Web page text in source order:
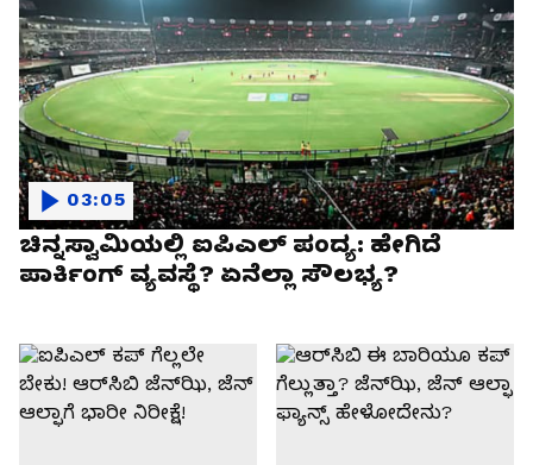
ಚಿನ್ನಸ್ವಾಮಿಯಲ್ಲಿ ಐಪಿಎಲ್‌ ಪಂದ್ಯ: ಹೇಗಿದೆ
ಪಾರ್ಕಿಂಗ್ ವ್ಯವಸ್ಥೆ? ಏನೆಲ್ಲಾ ಸೌಲಭ್ಯ?
03:05